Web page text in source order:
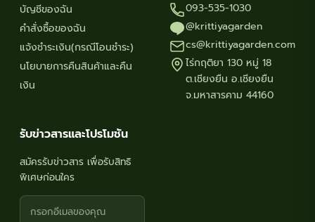
บัญชีของฉัน
คำสั่งซื้อของฉัน
แจ้งชำระเงิน(กรณีโอนชำระ)
นโยบายการคืนสินค้าและคืน
เงิน
093-535-1030
@krittiyagarden
cs@krittiyagarden.com
ไร่กฤติยา 130 หมู่ 18
ต.เชียงยืน อ.เชียงยืน
จ.มหาสารคาม 44160
รับข่าวสารและโปรโมชัน
สมัครรับข่าวสาร เพื่อรับสิทธิ
พิเศษก่อนใคร